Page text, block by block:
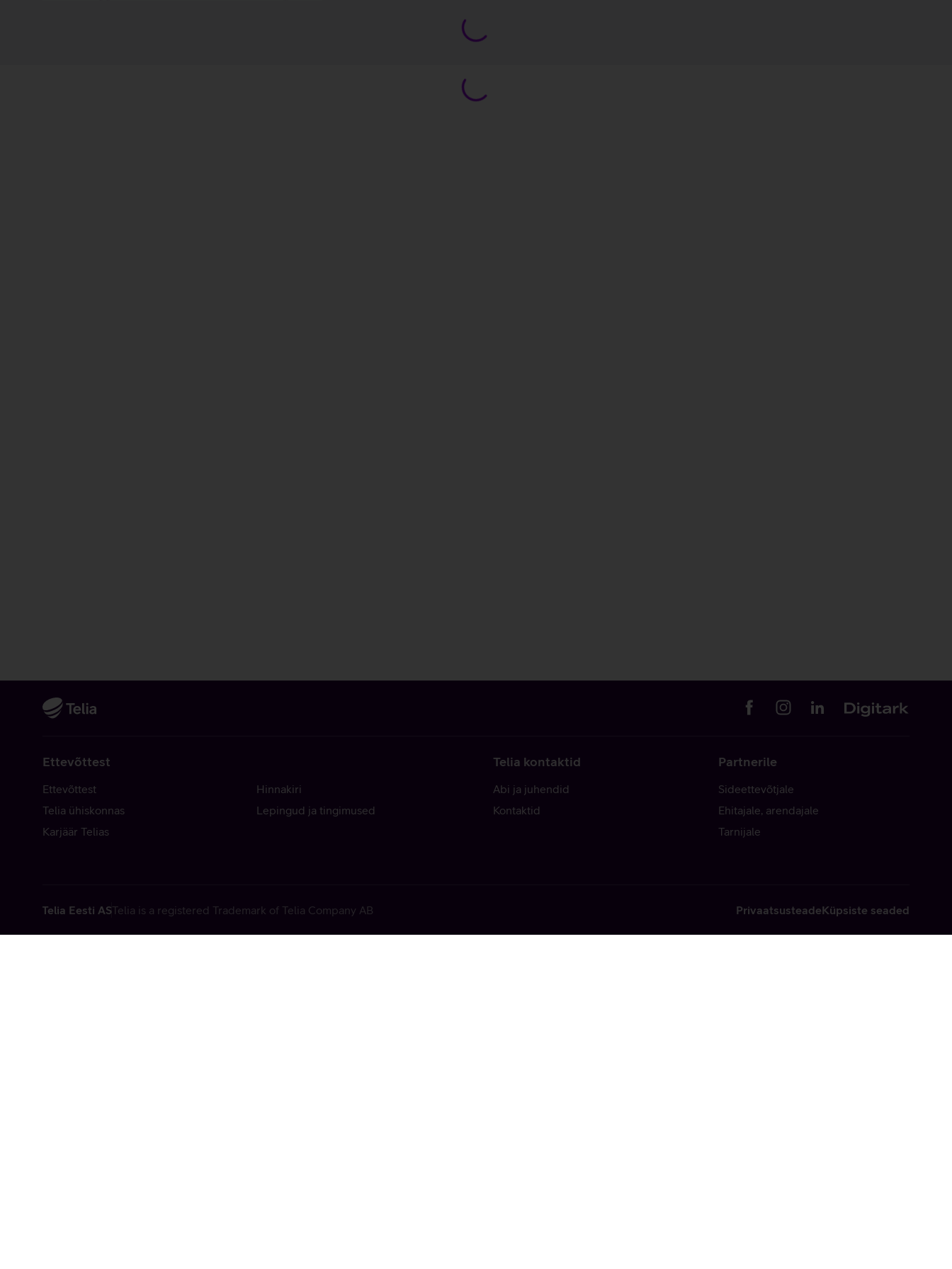
Ettevõttest
Ettevõttest
Telia ühiskonnas
Karjäär Telias
Hinnakiri
Lepingud ja tingimused
Telia kontaktid
Abi ja juhendid
Kontaktid
Partnerile
Sideettevõtjale
Ehitajale, arendajale
Tarnijale
Telia Eesti ASTelia is a registered Trademark of Telia Company AB PrivaatsusteadeKüpsiste seaded